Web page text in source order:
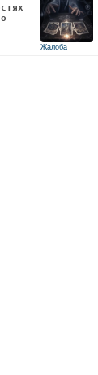
Жалоба